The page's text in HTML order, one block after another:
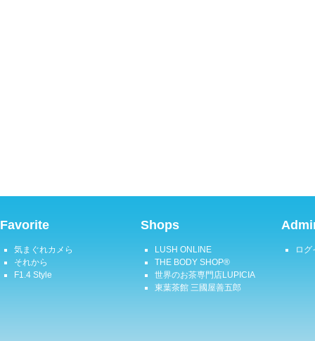
Favorite
気まぐれカメら
それから
F1.4 Style
Shops
LUSH ONLINE
THE BODY SHOP®
世界のお茶専門店LUPICIA
東葉茶館 三國屋善五郎
ログ